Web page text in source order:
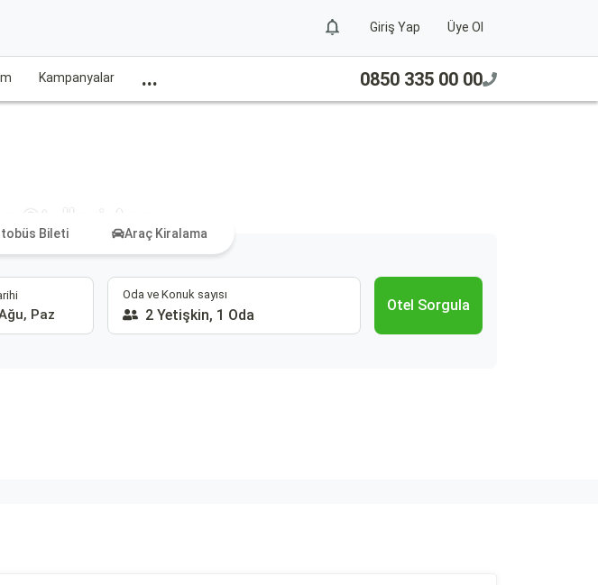
Giriş Yap Üye Ol
Kampanyalar ... 0850 335 00 00
Otelleri Ara
Bileti Araç Kiralama
Paz
Oda ve Konuk sayısı
2 Yetişkin, 1 Oda
Otel Sorgula